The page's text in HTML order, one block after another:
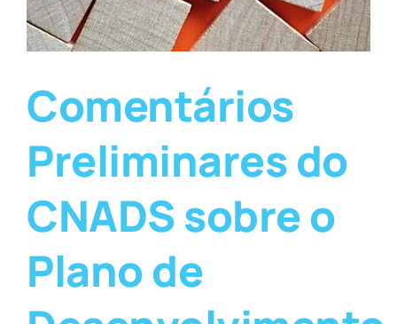
Comentários
Preliminares do
CNADS sobre o
Plano de